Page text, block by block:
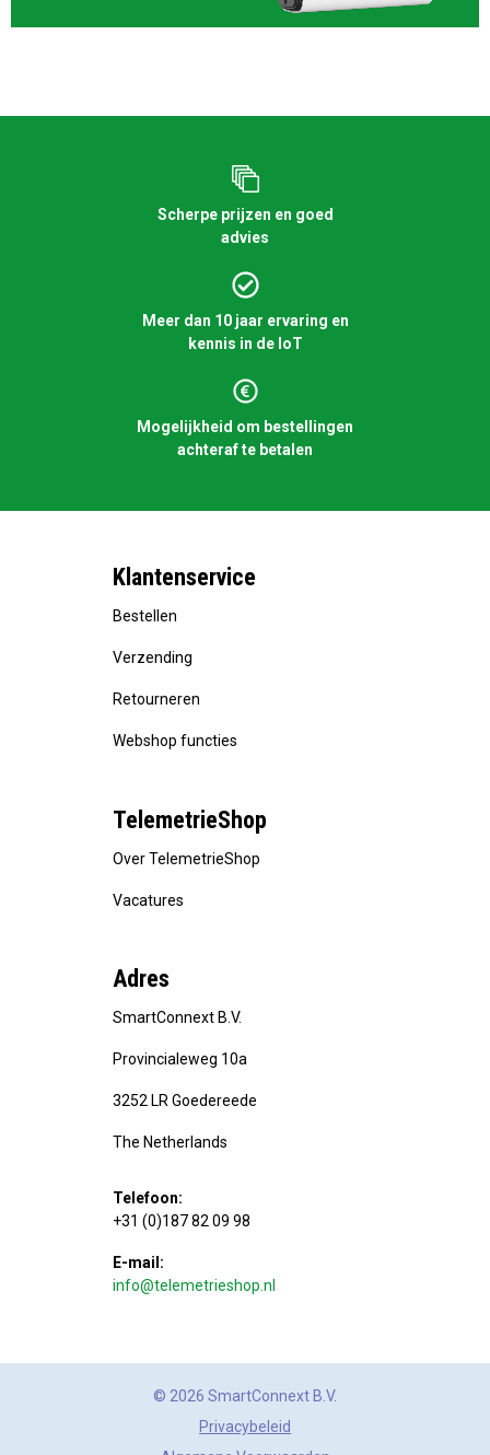
Scherpe prijzen en goed
advies
Meer dan 10 jaar ervaring en
kennis in de IoT
Mogelijkheid om bestellingen
achteraf te betalen
Klantenservice
Bestellen
Verzending
Retourneren
Webshop functies
TelemetrieShop
Over TelemetrieShop
Vacatures
Adres
SmartConnext B.V.
Provincialeweg 10a
3252 LR Goedereede
The Netherlands
Telefoon:
+31 (0)187 82 09 98
E-mail:
info@telemetrieshop.nl
© 2026 SmartConnext B.V.
Privacybeleid